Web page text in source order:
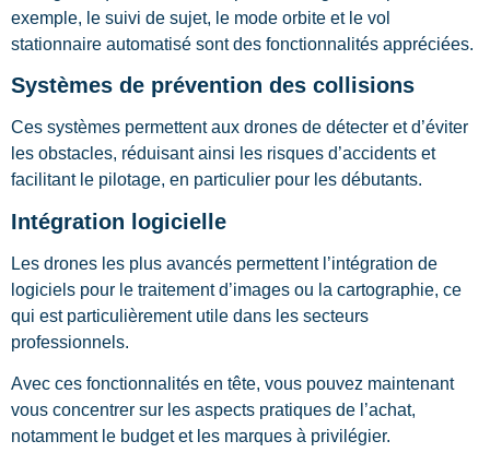
exemple, le suivi de sujet, le mode orbite et le vol
stationnaire automatisé sont des fonctionnalités appréciées.
Systèmes de prévention des collisions
Ces systèmes permettent aux drones de détecter et d’éviter
les obstacles, réduisant ainsi les risques d’accidents et
facilitant le pilotage, en particulier pour les débutants.
Intégration logicielle
Les drones les plus avancés permettent l’intégration de
logiciels pour le traitement d’images ou la cartographie, ce
qui est particulièrement utile dans les secteurs
professionnels.
Avec ces fonctionnalités en tête, vous pouvez maintenant
vous concentrer sur les aspects pratiques de l’achat,
notamment le budget et les marques à privilégier.